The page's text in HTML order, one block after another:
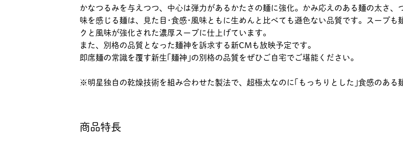
かなつるみを与えつつ、中心は弾力があるかたさの麺に強化。かみ応えのある麺の太さ、
味を感じる麺は、見た目･食感･風味ともに生めんと比べても遜色ない品質です。スープも
クと風味が強化された濃厚スープに仕上げています。
また、別格の品質となった麺神を訴求する新CMも放映予定です。
即席麺の常識を覆す新生｢麺神｣の別格の品質をぜひご自宅でご堪能ください。
※明星独自の乾燥技術を組み合わせた製法で、超極太なのに｢もっちりとした｣食感のある
商品特長